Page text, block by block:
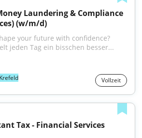
Laundering & Compliance
(w/m/d)
your future with confidence?
jeden Tag ein bisschen besser...
Krefeld Vollzeit
Tax - Financial Services